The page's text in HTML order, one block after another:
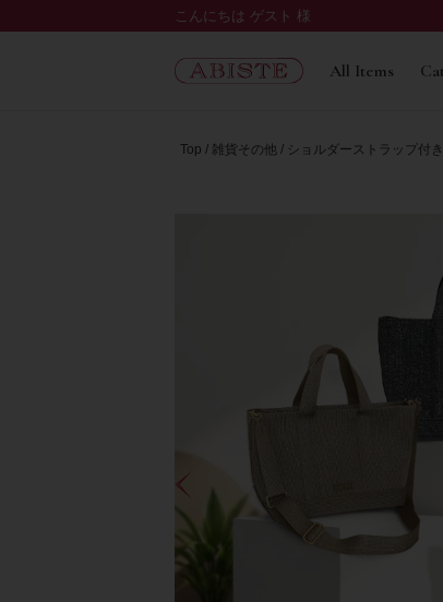
こんにちは ゲスト 様
All Items
Top 雑貨その他 ショルダーストラップ付